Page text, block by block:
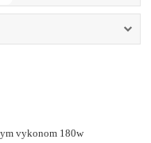
vykonom 180w